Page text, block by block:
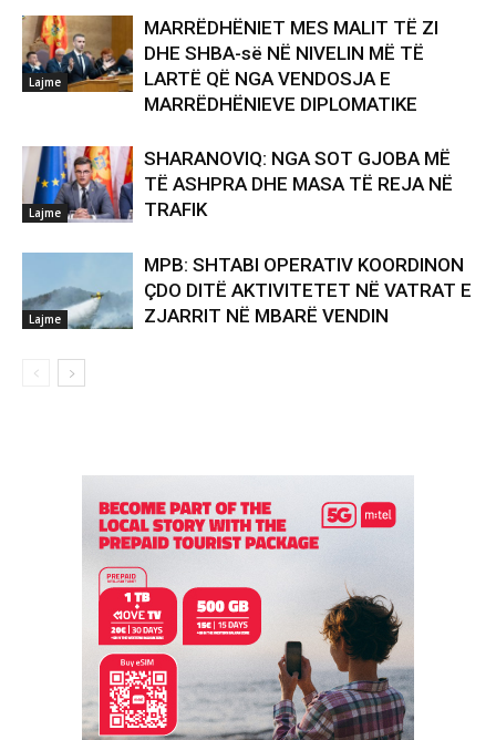
Lajme
MARRËDHËNIET MES MALIT TË ZI
DHE SHBA-së NË NIVELIN MË TË
LARTË QË NGA VENDOSJA E
MARRËDHËNIEVE DIPLOMATIKE
Lajme
SHARANOVIQ: NGA SOT GJOBA MË
TË ASHPRA DHE MASA TË REJA NË
TRAFIK
Lajme
MPB: SHTABI OPERATIV KOORDINON
ÇDO DITË AKTIVITETET NË VATRAT E
ZJARRIT NË MBARË VENDIN